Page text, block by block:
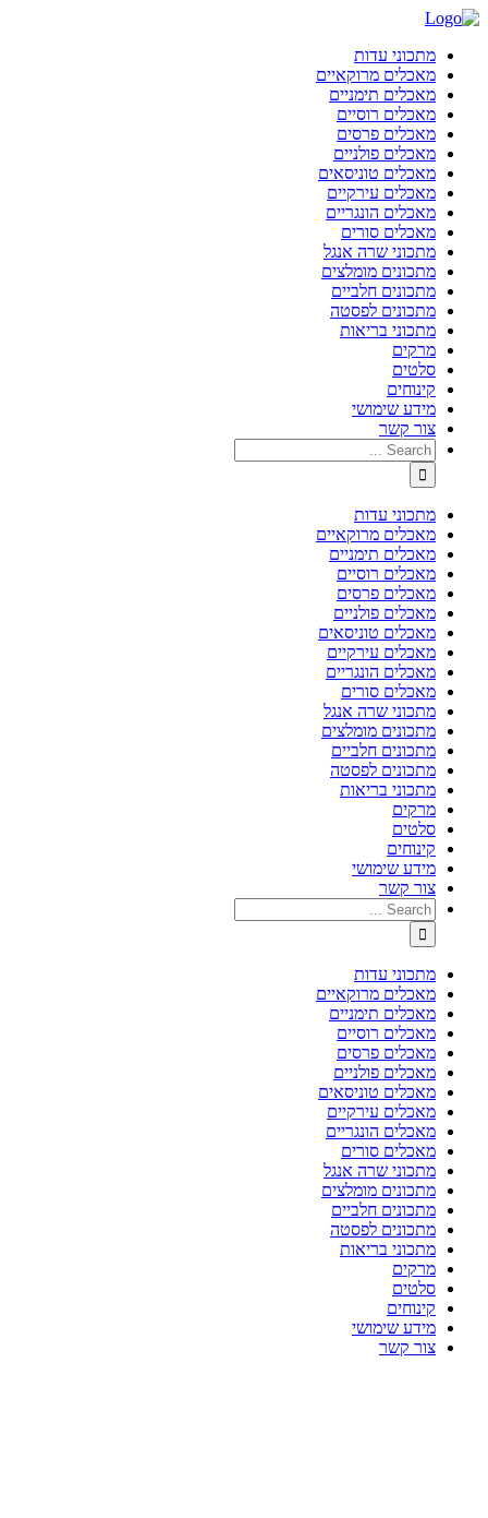
מתכוני עדות
מאכלים מרוקאיים
מאכלים תימניים
מאכלים רוסיים
מאכלים פרסים
מאכלים פולניים
מאכלים טוניסאים
מאכלים עירקיים
מאכלים הונגריים
מאכלים סורים
מתכוני שרה אנגל
מתכונים מומלצים
מתכונים חלביים
מתכונים לפסטה
מתכוני בריאות
מרקים
סלטים
קינוחים
מידע שימושי
צור קשר
מתכוני עדות
מאכלים מרוקאיים
מאכלים תימניים
מאכלים רוסיים
מאכלים פרסים
מאכלים פולניים
מאכלים טוניסאים
מאכלים עירקיים
מאכלים הונגריים
מאכלים סורים
מתכוני שרה אנגל
מתכונים מומלצים
מתכונים חלביים
מתכונים לפסטה
מתכוני בריאות
מרקים
סלטים
קינוחים
מידע שימושי
צור קשר
מתכוני עדות
מאכלים מרוקאיים
מאכלים תימניים
מאכלים רוסיים
מאכלים פרסים
מאכלים פולניים
מאכלים טוניסאים
מאכלים עירקיים
מאכלים הונגריים
מאכלים סורים
מתכוני שרה אנגל
מתכונים מומלצים
מתכונים חלביים
מתכונים לפסטה
מתכוני בריאות
מרקים
סלטים
קינוחים
מידע שימושי
צור קשר